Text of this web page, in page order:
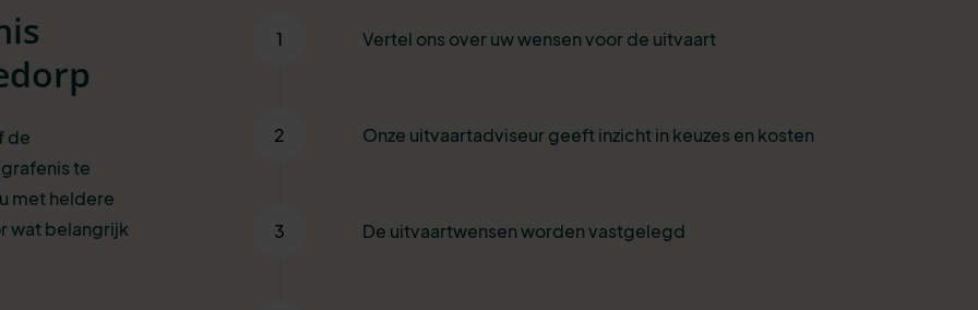
de
te
met heldere
wat belangrijk
1 Vertel ons over uw wensen voor de uitvaart
2 Onze uitvaartadviseur geeft inzicht in keuzes en kosten
3 De uitvaartwensen worden vastgelegd